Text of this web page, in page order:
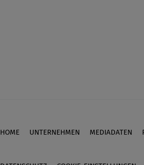
Footer
HOME UNTERNEHMEN MEDIADATEN